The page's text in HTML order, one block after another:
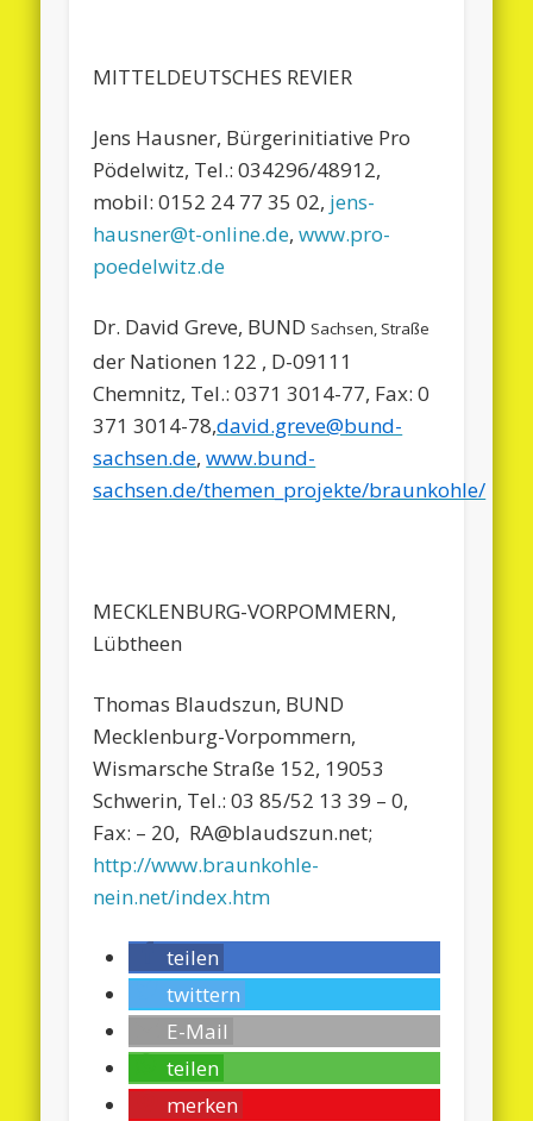
MITTELDEUTSCHES REVIER
Jens Hausner, Bürgerinitiative Pro
Pödelwitz, Tel.: 034296/48912,
mobil: 0152 24 77 35 02, jens-
hausner@t-online.de,www.pro-
poedelwitz.de
Dr. David Greve, BUND Sachsen, Straße
der Nationen 122 , D-09111
Chemnitz, Tel.: 0371 3014-77, Fax: 0
371 3014-78,david.greve@bund-
sachsen.de,www.bund-
sachsen.de/themen_projekte/braunkohle/
MECKLENBURG-VORPOMMERN,
Lübtheen
Thomas Blaudszun, BUND
Mecklenburg-Vorpommern,
Wismarsche Straße 152, 19053
Schwerin, Tel.: 03 85/52 13 39 – 0,
Fax: – 20, RA@blaudszun.net;
http://www.braunkohle-
nein.net/index.htm
teilen
twittern
E-Mail
teilen
merken